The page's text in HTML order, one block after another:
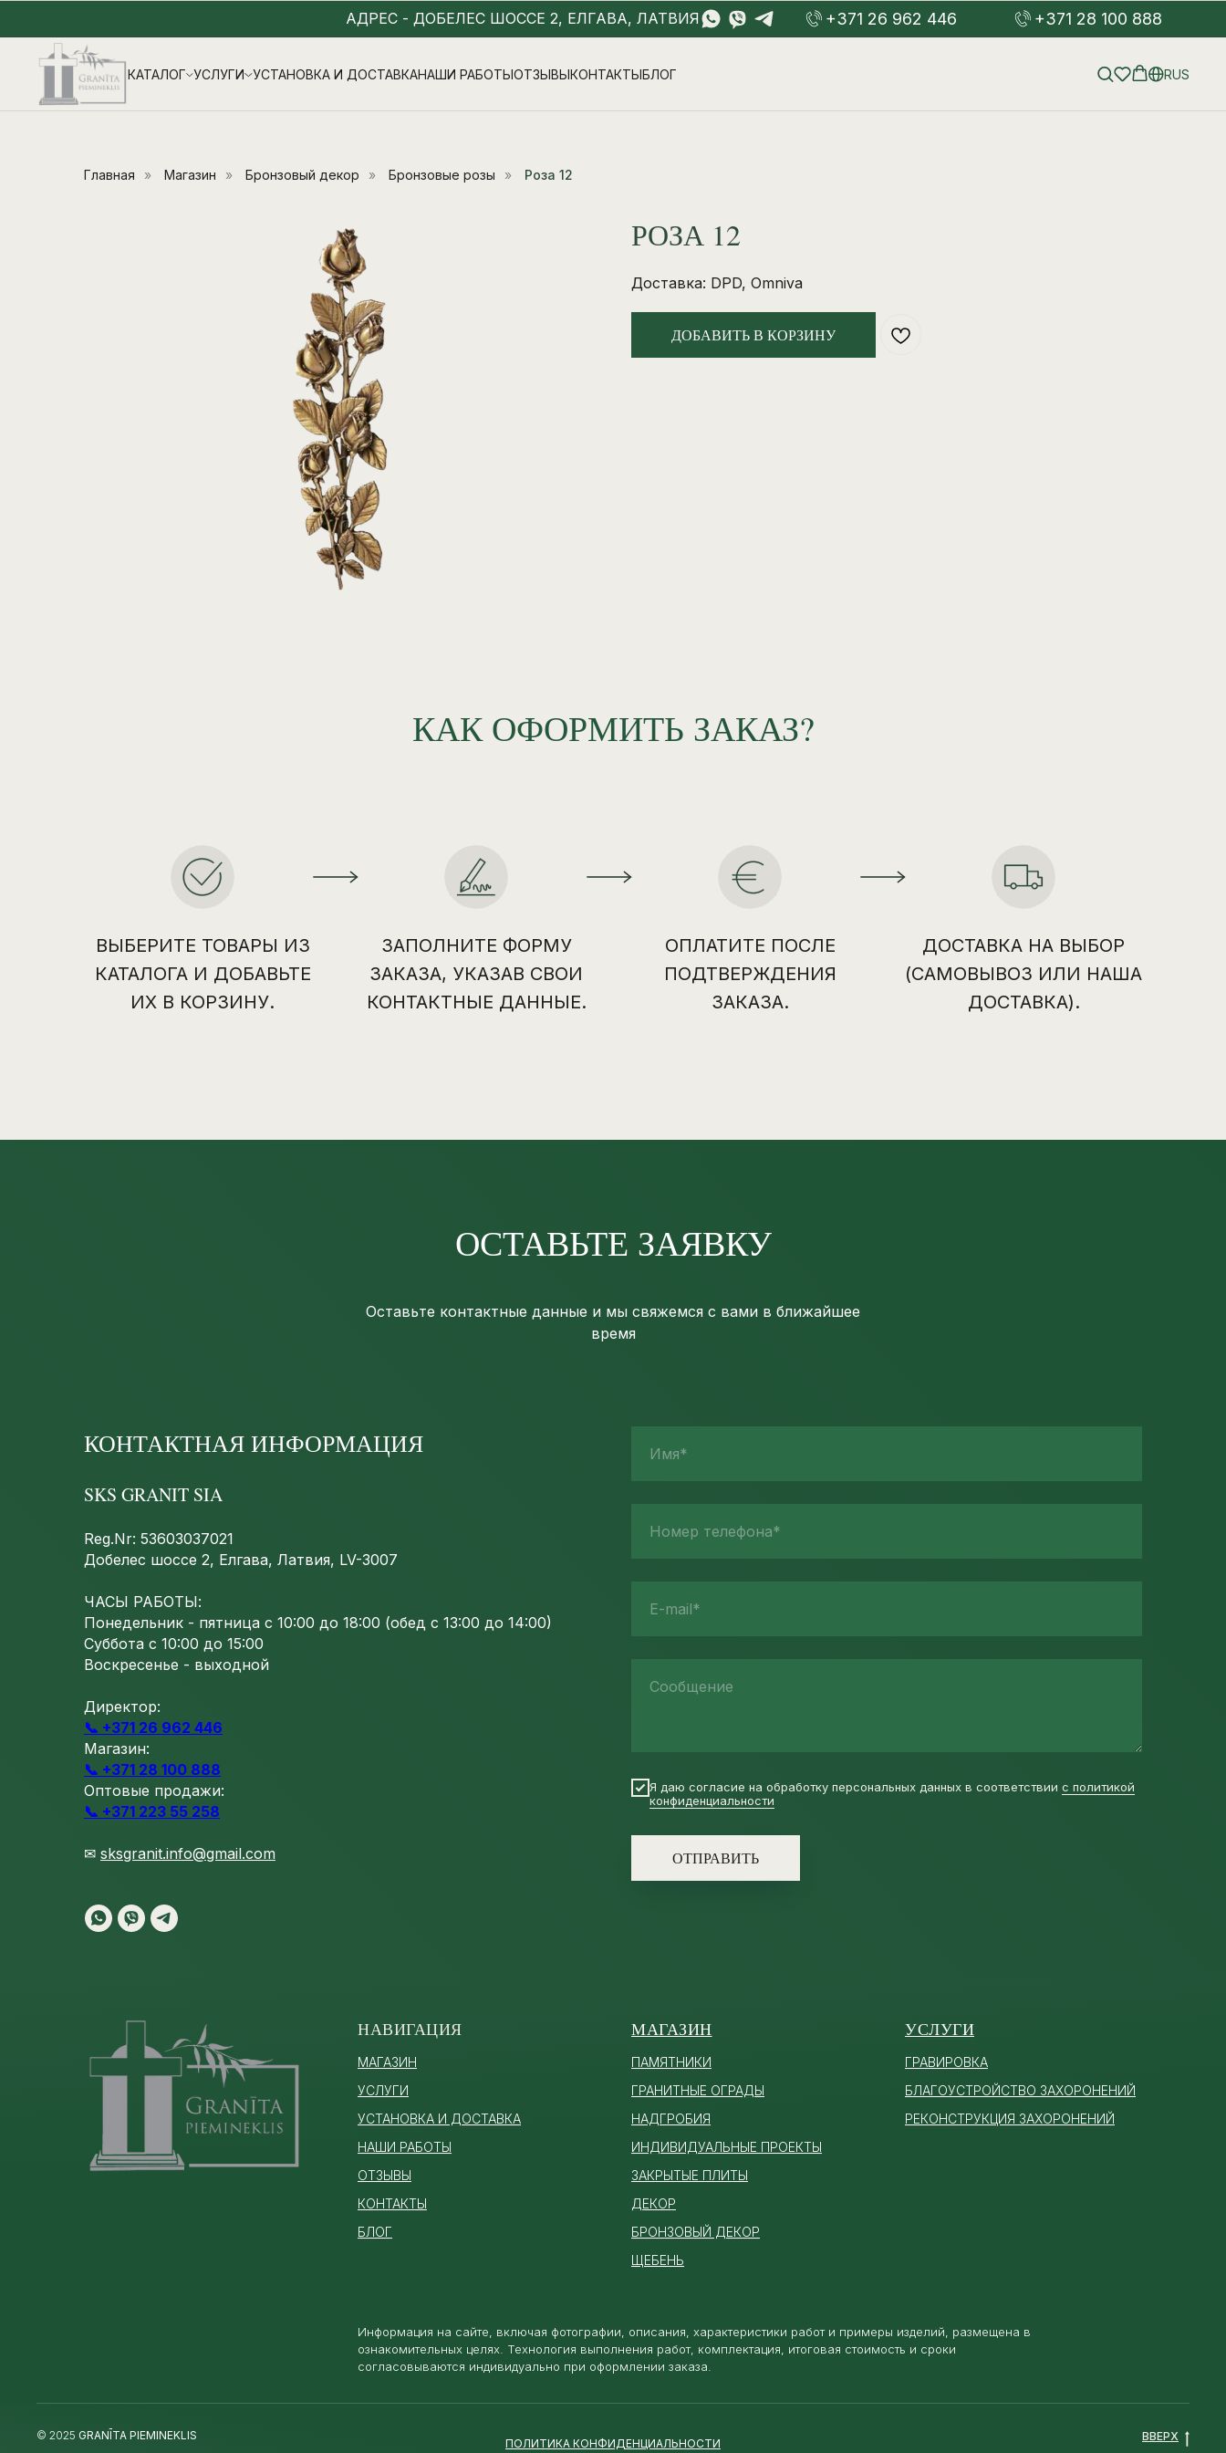
АДРЕС - ДОБЕЛЕС ШОССЕ 2, ЕЛГАВА, ЛАТВИЯ +371 26 962 446 +371 28 100 888
КАТАЛОГ УСЛУГИ УСТАНОВКА И ДОСТАВКАНАШИ РАБОТЫОТЗЫВЫКОНТАКТЫБЛОГ RUS
Главная » Магазин » Бронзовый декор » Бронзовые розы » Роза 12
РОЗА 12
Доставка: DPD, Omniva
ДОБАВИТЬ В КОРЗИНУ
КАК ОФОРМИТЬ ЗАКАЗ?
ВЫБЕРИТЕ ТОВАРЫ ИЗ
КАТАЛОГА И ДОБАВЬТЕ
ИХ В КОРЗИНУ.
ЗАПОЛНИТЕ ФОРМУ
ЗАКАЗА, УКАЗАВ СВОИ
КОНТАКТНЫЕ ДАННЫЕ.
ОПЛАТИТЕ ПОСЛЕ
ПОДТВЕРЖДЕНИЯ
ЗАКАЗА.
ДОСТАВКА НА ВЫБОР
(САМОВЫВОЗ ИЛИ НАША
ДОСТАВКА).
ОСТАВЬТЕ ЗАЯВКУ
Оставьте контактные данные и мы свяжемся с вами в ближайшее
время
КОНТАКТНАЯ ИНФОРМАЦИЯ
SKS GRANIT SIA
Reg.Nr: 53603037021
Добелес шоссе 2, Елгава, Латвия, LV-3007
ЧАСЫ РАБОТЫ:
Понедельник - пятница с 10:00 до 18:00 (обед с 13:00 до 14:00)
Суббота с 10:00 до 15:00
Воскресенье - выходной
Директор:
📞 +371 26 962 446
Магазин:
📞 +371 28 100 888
Оптовые продажи:
📞 +371 223 55 258
✉ sksgranit.info@gmail.com
Имя*
Номер телефона*
E-mail*
Сообщение
Я даю согласие на обработку персональных данных в соответствии с политикой
конфиденциальности
ОТПРАВИТЬ
НАВИГАЦИЯ
МАГАЗИН
УСЛУГИ
УСТАНОВКА И ДОСТАВКА
НАШИ РАБОТЫ
ОТЗЫВЫ
КОНТАКТЫ
БЛОГ
МАГАЗИН
ПАМЯТНИКИ
ГРАНИТНЫЕ ОГРАДЫ
НАДГРОБИЯ
ИНДИВИДУАЛЬНЫЕ ПРОЕКТЫ
ЗАКРЫТЫЕ ПЛИТЫ
ДЕКОР
БРОНЗОВЫЙ ДЕКОР
ЩЕБЕНЬ
УСЛУГИ
ГРАВИРОВКА
БЛАГОУСТРОЙСТВО ЗАХОРОНЕНИЙ
РЕКОНСТРУКЦИЯ ЗАХОРОНЕНИЙ
Информация на сайте, включая фотографии, описания, характеристики работ и примеры изделий, размещена в
ознакомительных целях. Технология выполнения работ, комплектация, итоговая стоимость и сроки
согласовываются индивидуально при оформлении заказа.
© 2025 GRANĪTA PIEMINEKLIS
ПОЛИТИКА КОНФИДЕНЦИАЛЬНОСТИ
ВВЕРХ